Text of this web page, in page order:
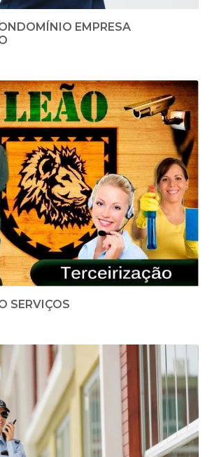
EMPRESA
SERVIÇOS